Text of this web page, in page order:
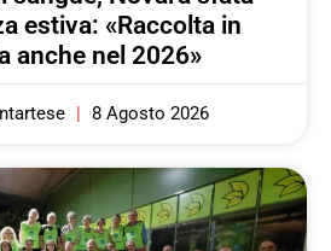
estiva: «Raccolta in
anche nel 2026»
8 Agosto 2026